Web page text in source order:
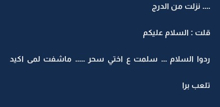
.... نزلت من الدرج
قلت : السلام عليكم
ردوا السلام ... سلمت ع اختي سحر ..... ماشفت لمى اكيد
تلعب برا